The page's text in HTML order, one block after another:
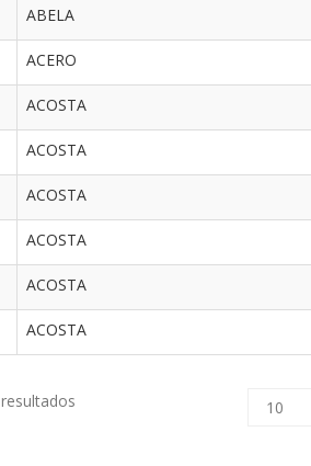
ABELA
ACERO
ACOSTA
ACOSTA
ACOSTA
ACOSTA
ACOSTA
ACOSTA
resultados